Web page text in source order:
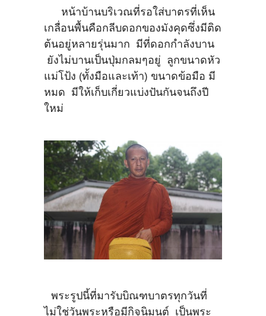
หน้าบ้านบริเวณที่รอใส่บาตรที่เห็น
เกลื่อนพื้นคือกลีบดอกของมังคุดซึ่งมีติด
ต้นอยู่หลายรุ่นมาก มีที่ดอกกำลังบาน
ยังไม่บานเป็นปุ่มกลมๆอยู่ ลูกขนาดหัว
แม่โป้ง (ทั้งมือและเท้า) ขนาดข้อมือ มี
หมด มีให้เก็บเกี่ยวแบ่งปันกันจนถึงปี
ใหม่
พระรูปนี้ที่มารับบิณฑบาตรทุกวันที่
ไม่ใช่วันพระหรือมีกิจนิมนต์ เป็นพระ